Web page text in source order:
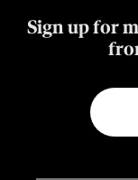
Sign up for